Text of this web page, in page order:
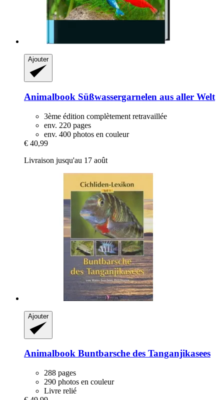
Ajouter
Animalbook Süßwassergarnelen aus aller Welt
3ème édition complètement retravaillée
env. 220 pages
env. 400 photos en couleur
€ 40,99
Livraison jusqu'au 17 août
Ajouter
Animalbook Buntbarsche des Tanganjikasees
288 pages
290 photos en couleur
Livre relié